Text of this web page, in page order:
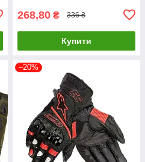
268,80 ₴ 336 ₴
Купити
–20%